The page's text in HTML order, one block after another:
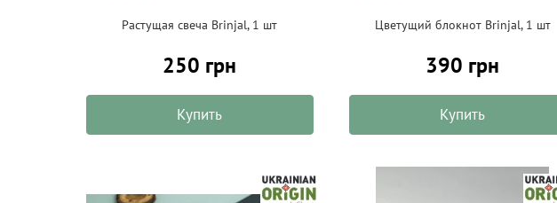
Растущая свеча Brinjal, 1 шт
250 грн
Купить
Цветущий блокнот Brinjal, 1 шт
390 грн
Купить